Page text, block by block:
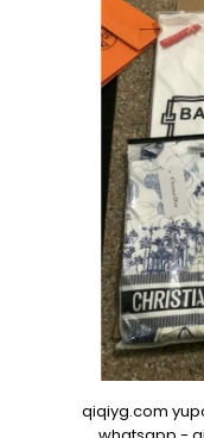
qiqiyg.com